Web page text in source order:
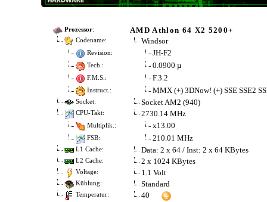
Prozessor: AMD Athlon 64 X2 5200+
Codename: Windsor
Revision: JH-F2
Tech.: 0.0900 µ
F.M.S.: F.3.2
Instruct.: MMX (+) 3DNow! (+) SSE SSE2
Socket: Socket AM2 (940)
CPU-Takt: 2730.14 MHz
Multiplik.: x13.00
FSB: 210.01 MHz
L1 Cache: Data: 2 x 64 / Inst: 2 x 64 KBytes
L2 Cache: 2 x 1024 KBytes
Voltage: 1.1 Volt
Kühlung: Standard
Temperatur: 40